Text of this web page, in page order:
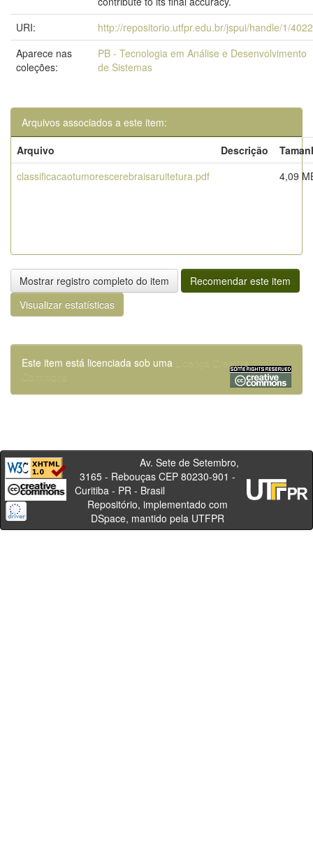
URI:
http://repositorio.utfpr.edu.br/jspui/handle/1/
Aparece nas
coleções:
PB - Tecnologia em Análise e Desenvolvimento
de Sistemas
Arquivos associados a este item:
Arquivo
Descrição
classificacaotumorescerebraisaruitetura.pdf
4,09
Mostrar registro completo do item
Recomendar este item
Visualizar estatísticas
Este item está licenciada sob uma
Licença Creative
Commons
Av. Sete de Setembro,
3165 - Rebouças CEP 80230-901 -
Curitiba - PR - Brasil
Repositório, implementado com
DSpace, mantido pela UTFPR